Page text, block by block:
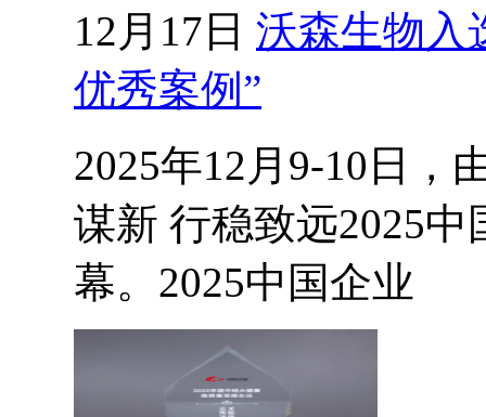
12月17日 沃森生物入
优秀案例”
2025年12月9-10日，
谋新 行稳致远2025
幕。2025中国企业